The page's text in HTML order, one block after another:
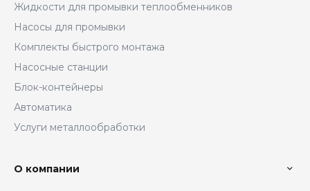
Жидкости для промывки теплообменников
Насосы для промывки
Комплекты быстрого монтажа
Насосные станции
Блок-контейнеры
Автоматика
Услуги металлообработки
О компании